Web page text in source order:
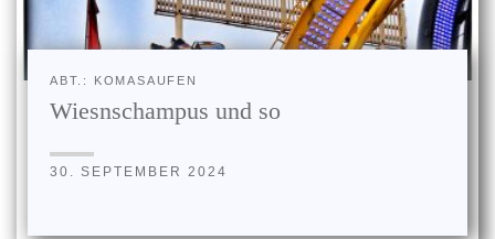
ABT.: KOMASAUFEN
Wiesnschampus und so
30. SEPTEMBER 2024